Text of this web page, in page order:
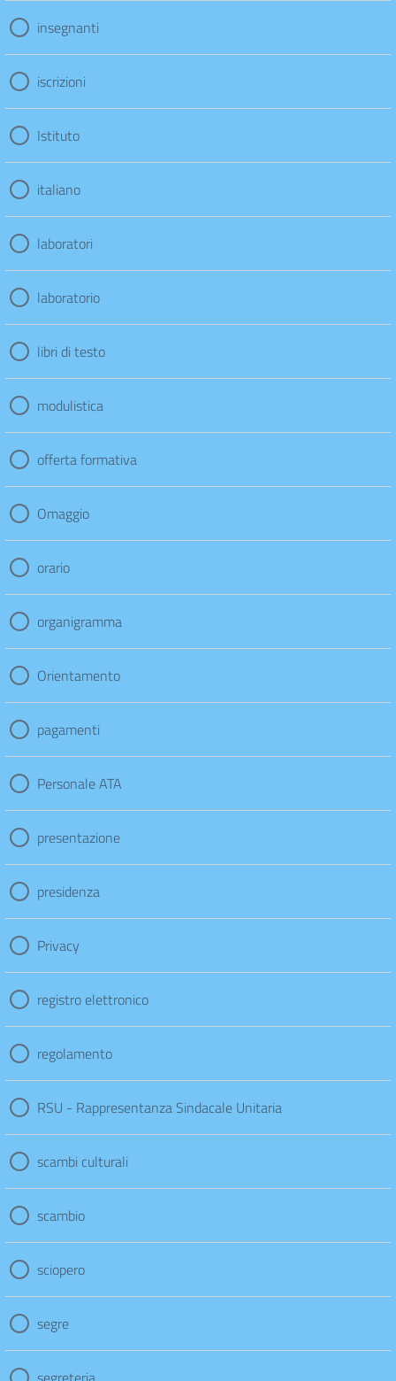
insegnanti
iscrizioni
Istituto
italiano
laboratori
laboratorio
libri di testo
modulistica
offerta formativa
Omaggio
orario
organigramma
Orientamento
pagamenti
Personale ATA
presentazione
presidenza
Privacy
registro elettronico
regolamento
RSU - Rappresentanza Sindacale Unitaria
scambi culturali
scambio
sciopero
segre